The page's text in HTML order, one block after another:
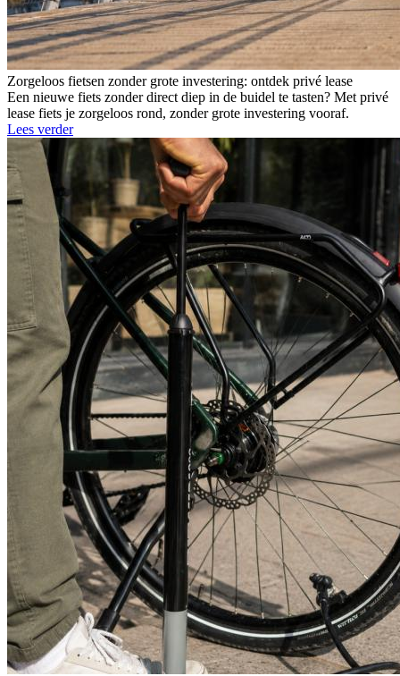
Zorgeloos fietsen zonder grote investering: ontdek privé lease
Een nieuwe fiets zonder direct diep in de buidel te tasten? Met privé
lease fiets je zorgeloos rond, zonder grote investering vooraf.
Lees verder